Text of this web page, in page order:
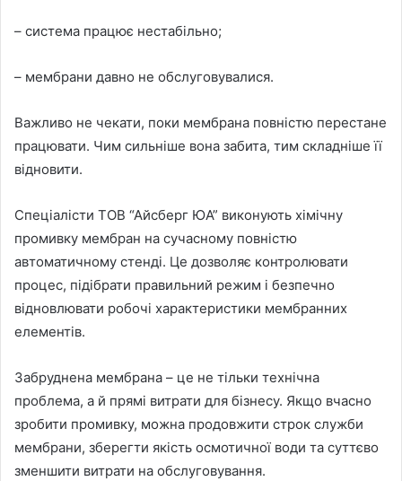
– система працює нестабільно;
– мембрани давно не обслуговувалися.
Важливо не чекати, поки мембрана повністю перестане
працювати. Чим сильніше вона забита, тим складніше її
відновити.
Спеціалісти ТОВ “Айсберг ЮА” виконують хімічну
промивку мембран на сучасному повністю
автоматичному стенді. Це дозволяє контролювати
процес, підібрати правильний режим і безпечно
відновлювати робочі характеристики мембранних
елементів.
Забруднена мембрана – це не тільки технічна
проблема, а й прямі витрати для бізнесу. Якщо вчасно
зробити промивку, можна продовжити строк служби
мембрани, зберегти якість осмотичної води та суттєво
зменшити витрати на обслуговування.